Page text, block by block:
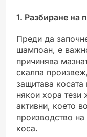
1. Разбиране на
Преди да
шампоан, е
причинява
скалпа
защитава
някои хора тези
активни, което
производство
коса.